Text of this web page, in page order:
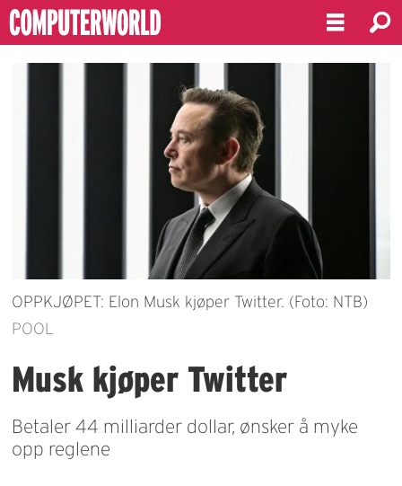
OPPKJØPET: Elon Musk kjøper Twitter. (Foto: NTB)
POOL
Musk kjøper Twitter
Betaler 44 milliarder dollar, ønsker å myke
opp reglene